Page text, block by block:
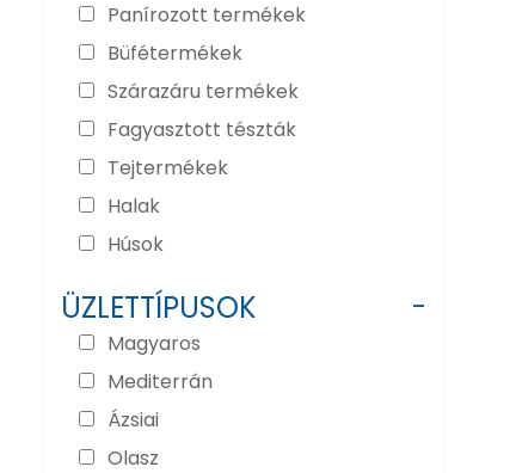
Panírozott termékek
Büfétermékek
Szárazáru termékek
Fagyasztott tészták
Tejtermékek
Halak
Húsok
ÜZLETTÍPUSOK -
Magyaros
Mediterrán
Ázsiai
Olasz